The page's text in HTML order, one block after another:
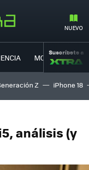
NUEVO
MOVILIDAD
Suscríbete a
Z iPhone 18
análisis (y